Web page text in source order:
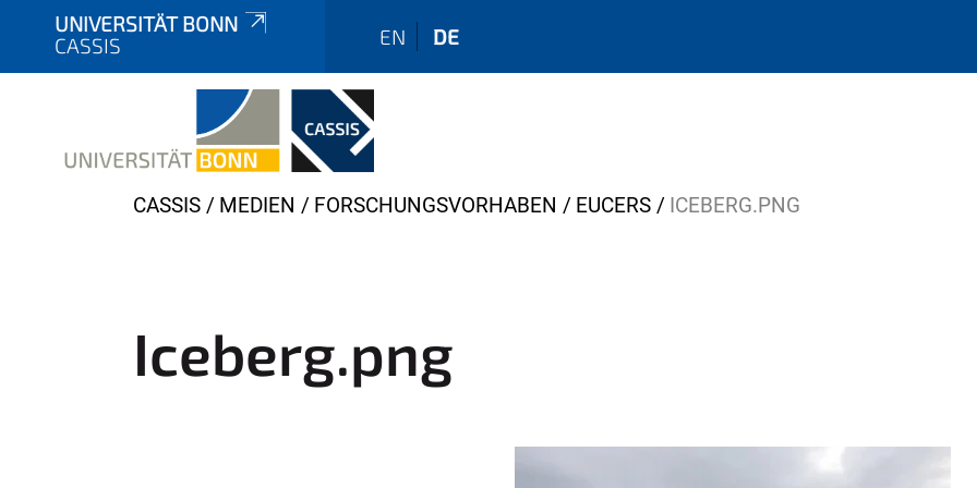
UNIVERSITÄT BONN
CASSIS
EN DE
Y
h
CASSIS MEDIEN FORSCHUNGSVORHABEN EUCERS ICEBERG.PNG
Iceberg.png